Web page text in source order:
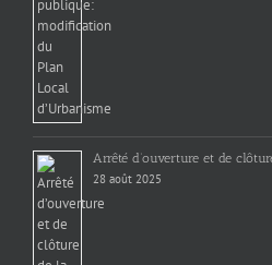
Arrêté d’ouverture et de
28 août 2025